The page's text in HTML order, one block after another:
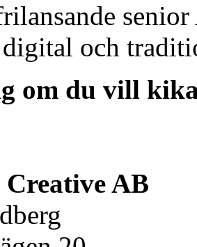
digital och
om du vill
Creative AB